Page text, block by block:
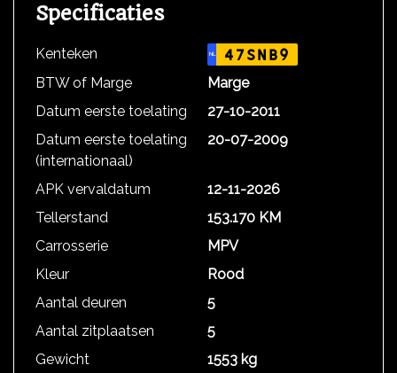
Specificaties
Kenteken NL 47SNB9
BTW of Marge
Marge
Datum eerste toelating
27-10-2011
Datum eerste toelating
(internationaal)
20-07-2009
APK vervaldatum
12-11-2026
Tellerstand
153.170 KM
Carrosserie
MPV
Kleur
Rood
Aantal deuren
5
Aantal zitplaatsen
5
Gewicht
1553 kg